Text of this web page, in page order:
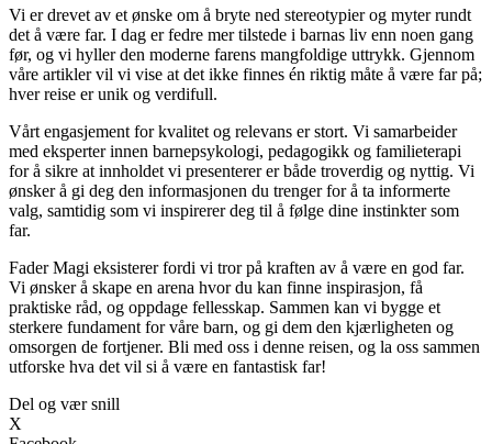
Vi er drevet av et ønske om å bryte ned stereotypier og myter rundt
det å være far. I dag er fedre mer tilstede i barnas liv enn noen gang
før, og vi hyller den moderne farens mangfoldige uttrykk. Gjennom
våre artikler vil vi vise at det ikke finnes én riktig måte å være far på;
hver reise er unik og verdifull.
Vårt engasjement for kvalitet og relevans er stort. Vi samarbeider
med eksperter innen barnepsykologi, pedagogikk og familieterapi
for å sikre at innholdet vi presenterer er både troverdig og nyttig. Vi
ønsker å gi deg den informasjonen du trenger for å ta informerte
valg, samtidig som vi inspirerer deg til å følge dine instinkter som
far.
Fader Magi eksisterer fordi vi tror på kraften av å være en god far.
Vi ønsker å skape en arena hvor du kan finne inspirasjon, få
praktiske råd, og oppdage fellesskap. Sammen kan vi bygge et
sterkere fundament for våre barn, og gi dem den kjærligheten og
omsorgen de fortjener. Bli med oss i denne reisen, og la oss sammen
utforske hva det vil si å være en fantastisk far!
Del og vær snill
X